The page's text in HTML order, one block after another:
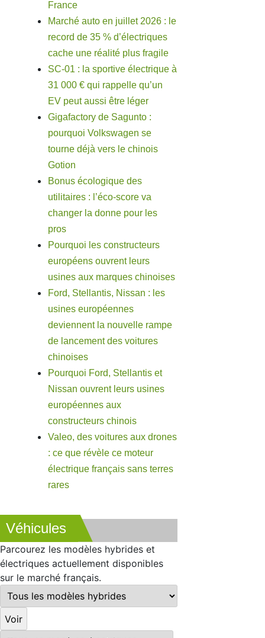
France
Marché auto en juillet 2026 : le
record de 35 % d’électriques
cache une réalité plus fragile
SC-01 : la sportive électrique à
31 000 € qui rappelle qu’un
EV peut aussi être léger
Gigafactory de Sagunto :
pourquoi Volkswagen se
tourne déjà vers le chinois
Gotion
Bonus écologique des
utilitaires : l’éco-score va
changer la donne pour les
pros
Pourquoi les constructeurs
européens ouvrent leurs
usines aux marques chinoises
Ford, Stellantis, Nissan : les
usines européennes
deviennent la nouvelle rampe
de lancement des voitures
chinoises
Pourquoi Ford, Stellantis et
Nissan ouvrent leurs usines
européennes aux
constructeurs chinois
Valeo, des voitures aux drones
: ce que révèle ce moteur
électrique français sans terres
rares
Véhicules
Parcourez les modèles hybrides et
électriques actuellement disponibles
sur le marché français.